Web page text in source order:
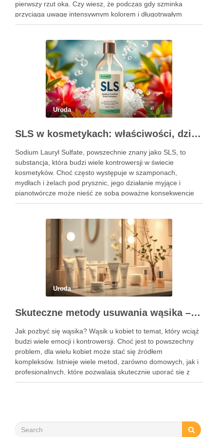
pierwszy rzut oka. Czy wiesz, że podczas gdy szminka
przyciąga uwagę intensywnym kolorem i długotrwałym
efektem, pomadka oferuje delikatniejsze, nawilżające
Uroda
SLS w kosmetykach: właściwości, działanie i skutki uboczne
Sodium Lauryl Sulfate, powszechnie znany jako SLS, to
substancja, która budzi wiele kontrowersji w świecie
kosmetyków. Choć często występuje w szamponach,
mydłach i żelach pod prysznic, jego działanie myjące i
pianotwórcze może nieść ze sobą poważne konsekwencje
dla zdrowia skóry i włosów. SLS, mimo że jest efektywnym
Uroda
Skuteczne metody usuwania wąsika – domowe i profesjonalne sposoby
Jak pozbyć się wąsika? Wąsik u kobiet to temat, który wciąż
budzi wiele emocji i kontrowersji. Choć jest to powszechny
problem, dla wielu kobiet może stać się źródłem
kompleksów. Istnieje wiele metod, zarówno domowych, jak i
profesjonalnych, które pozwalają skutecznie uporać się z
niechcianym owłosieniem. Każda z tych technik ma …